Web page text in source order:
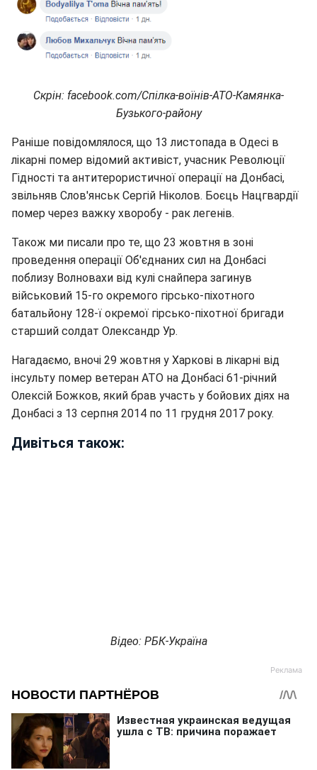
Скрін: facebook.com/Спілка-воїнів-ATO-Камянка-
Бузького-району
Раніше повідомлялося, що 13 листопада в Одесі в
лікарні помер відомий активіст, учасник Революції
Гідності та антитерористичної операції на Донбасі,
звільняв Слов'янськ Сергій Ніколов. Боєць Нацгвардії
помер через важку хворобу - рак легенів.
Також ми писали про те, що 23 жовтня в зоні
проведення операції Об'єднаних сил на Донбасі
поблизу Волновахи від кулі снайпера загинув
військовий 15-го окремого гірсько-піхотного
батальйону 128-ї окремої гірсько-піхотної бригади
старший солдат Олександр Ур.
Нагадаємо, вночі 29 жовтня у Харкові в лікарні від
інсульту помер ветеран АТО на Донбасі 61-річний
Олексій Божков, який брав участь у бойових діях на
Донбасі з 13 серпня 2014 по 11 грудня 2017 року.
Дивіться також:
Відео: РБК-Україна